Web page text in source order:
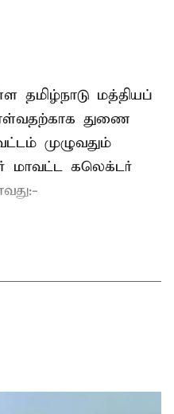
தமிழ்நாடு மத்தியப்
துணை
முழுவதும்
மாவட்ட கலெக்டர்